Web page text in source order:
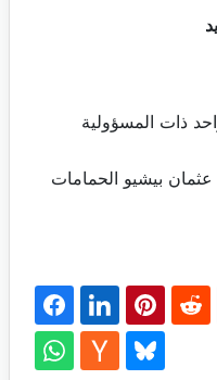
ذات المسؤولية
عثمان بيشيو الحمامات